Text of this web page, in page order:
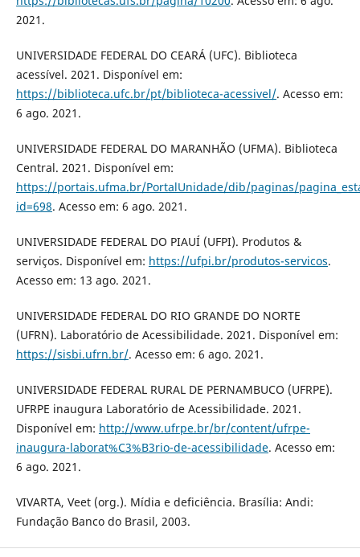
2021.
UNIVERSIDADE FEDERAL DO CEARÁ (UFC). Biblioteca
acessível. 2021. Disponível em:
https://biblioteca.ufc.br/pt/biblioteca-acessivel/. Acesso em:
6 ago. 2021.
UNIVERSIDADE FEDERAL DO MARANHÃO (UFMA). Biblioteca
Central. 2021. Disponível em:
https://portais.ufma.br/PortalUnidade/dib/paginas/
id=698. Acesso em: 6 ago. 2021.
UNIVERSIDADE FEDERAL DO PIAUÍ (UFPI). Produtos &
serviços. Disponível em: https://ufpi.br/produtos-servicos.
Acesso em: 13 ago. 2021.
UNIVERSIDADE FEDERAL DO RIO GRANDE DO NORTE
(UFRN). Laboratório de Acessibilidade. 2021. Disponível em:
https://sisbi.ufrn.br/. Acesso em: 6 ago. 2021.
UNIVERSIDADE FEDERAL RURAL DE PERNAMBUCO (UFRPE).
UFRPE inaugura Laboratório de Acessibilidade. 2021.
Disponível em: http://www.ufrpe.br/br/content/ufrpe-
inaugura-laborat%C3%B3rio-de-acessibilidade. Acesso em:
6 ago. 2021.
VIVARTA, Veet (org.). Mídia e deficiência. Brasília: Andi:
Fundação Banco do Brasil, 2003.